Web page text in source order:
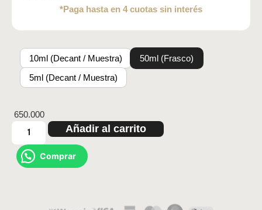
*Paga hasta en 4 cuotas sin interés
10ml (Decant / Muestra)
50ml (Frasco)
5ml (Decant / Muestra)
650.000
Añadir al carrito
Comprar